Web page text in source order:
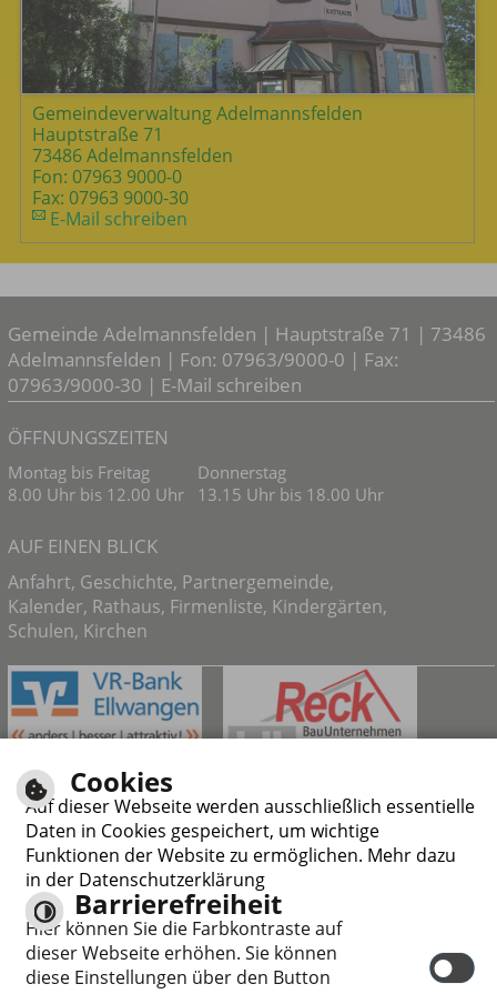
Gemeindeverwaltung Adelmannsfelden
Hauptstraße 71
73486 Adelmannsfelden
Fon: 07963 9000-0
Fax: 07963 9000-30
E-Mail schreiben
Gemeinde Adelmannsfelden | Hauptstraße 71 | 73486
Adelmannsfelden | Fon: 07963/9000-0 | Fax:
07963/9000-30 | E-Mail schreiben
ÖFFNUNGSZEITEN
Montag bis Freitag
8.00 Uhr bis 12.00 Uhr
Donnerstag
13.15 Uhr bis 18.00 Uhr
AUF EINEN BLICK
Anfahrt, Geschichte, Partnergemeinde,
Kalender, Rathaus, Firmenliste, Kindergärten,
Schulen, Kirchen
Responsive Web
Cookies
Auf dieser Webseite werden ausschließlich essentielle
Daten in Cookies gespeichert, um wichtige
Funktionen der Website zu ermöglichen. Mehr dazu
in der Datenschutzerklärung
Barrierefreiheit
Hier können Sie die Farbkontraste auf
dieser Webseite erhöhen. Sie können
diese Einstellungen über den Button